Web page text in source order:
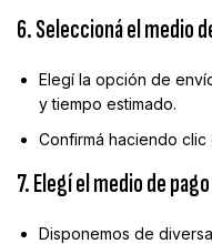
6. Seleccioná el medio
Elegí la opción de
y tiempo estimado.
Confirmá haciendo clic
7. Elegí el medio de pago
Disponemos de